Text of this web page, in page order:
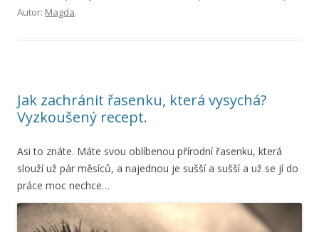
Autor: Magda.
Jak zachránit řasenku, která vysychá?
Vyzkoušený recept.
Asi to znáte. Máte svou oblíbenou přírodní řasenku, která
slouží už pár měsíců, a najednou je sušší a sušší a už se jí do
práce moc nechce…